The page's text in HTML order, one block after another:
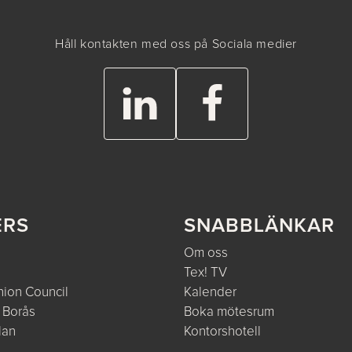
Håll kontakten med oss på Sociala medier
Council
SNABBLÄNKAR
Om oss
Tex! TV
Kalender
Boka mötesrum
Kontorshotell